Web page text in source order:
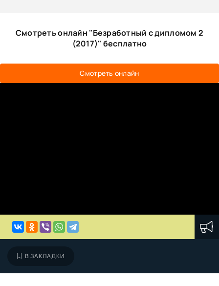
Смотреть онлайн "Безработный с дипломом 2
(2017)" бесплатно
Смотреть онлайн
В ЗАКЛАДКИ